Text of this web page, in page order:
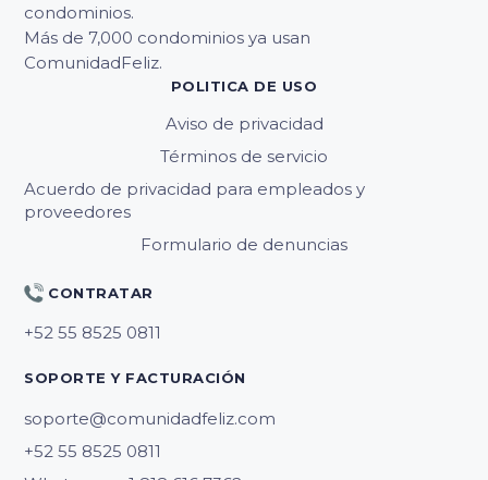
condominios.
Más de 7,000 condominios ya usan
ComunidadFeliz.
POLITICA DE USO
Aviso de privacidad
Términos de servicio
Acuerdo de privacidad para empleados y
proveedores
Formulario de denuncias
CONTRATAR
SOPORTE Y FACTURACIÓN
soporte@comunidadfeliz.com